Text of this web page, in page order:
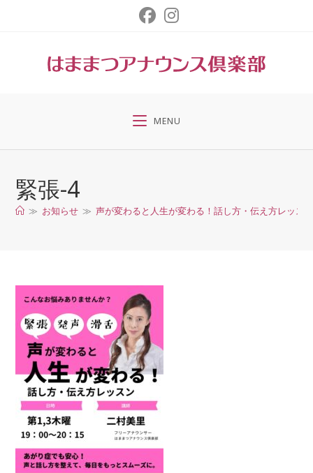
ッ
MENU
緊張-4
≫ お知らせ ≫ 声が変わると人生が変わる！話し方・伝え方レッ